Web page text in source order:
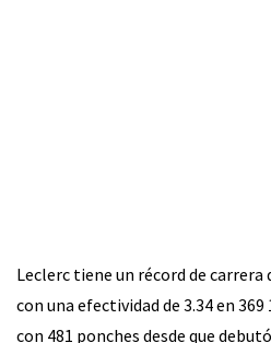
Leclerc tiene un récord de carrera
con una efectividad de 3.34 en
con 481 ponches desde que